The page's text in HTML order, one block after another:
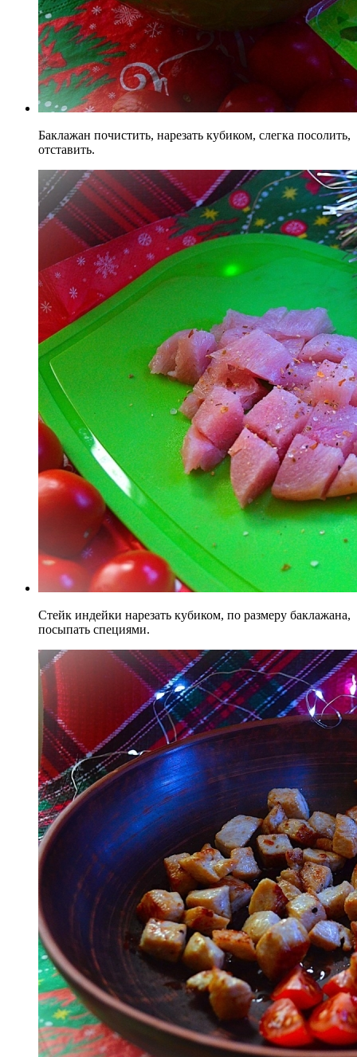
Баклажан почистить, нарезать кубиком, слегка посолить,
отставить.
Стейк индейки нарезать кубиком, по размеру баклажана,
посыпать специями.